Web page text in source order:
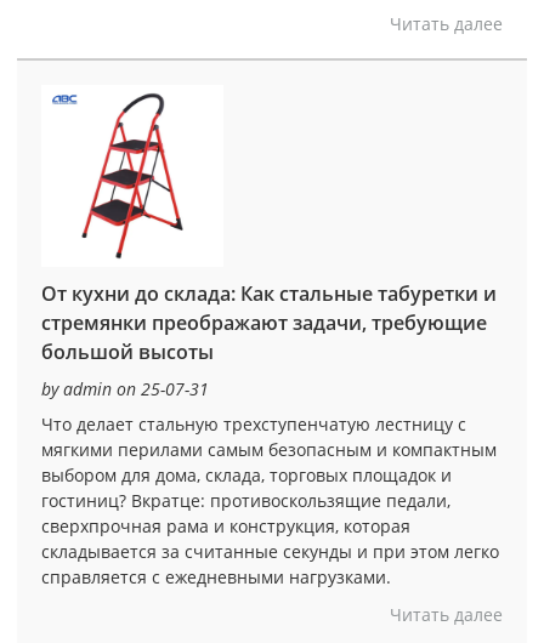
Читать далее
От кухни до склада: Как стальные табуретки и
стремянки преображают задачи, требующие
большой высоты
by admin on 25-07-31
Что делает стальную трехступенчатую лестницу с
мягкими перилами самым безопасным и компактным
выбором для дома, склада, торговых площадок и
гостиниц? Вкратце: противоскользящие педали,
сверхпрочная рама и конструкция, которая
складывается за считанные секунды и при этом легко
справляется с ежедневными нагрузками.
Читать далее